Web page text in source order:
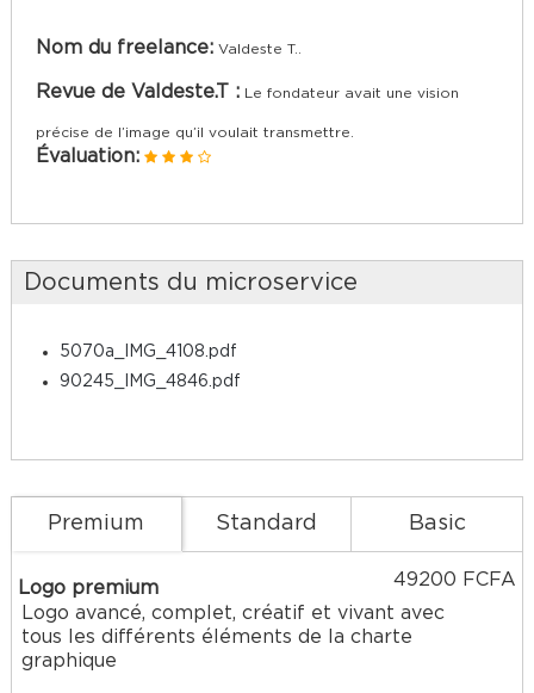
Nom du freelance: Valdeste T..
Revue de Valdeste.T : Le fondateur avait une vision
précise de l’image qu’il voulait transmettre.
Évaluation:
Documents du microservice
5070a_IMG_4108.pdf
90245_IMG_4846.pdf
Premium Standard Basic
Logo premium
49200 FCFA
Logo avancé, complet, créatif et vivant avec
tous les différents éléments de la charte
graphique